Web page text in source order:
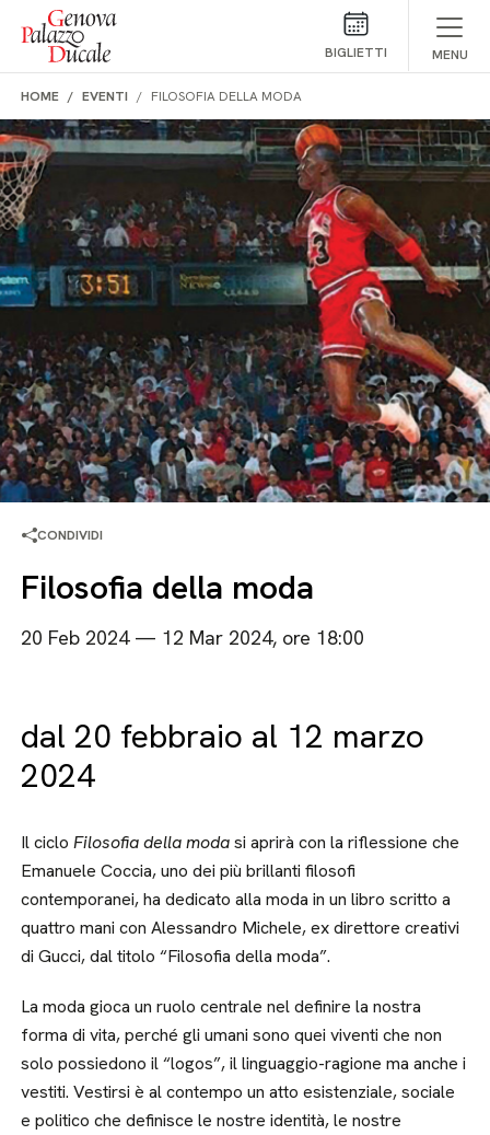
Salta al contenuto
BIGLIETTI MENU
HOME EVENTI FILOSOFIA DELLA MODA
CONDIVIDI
Filosofia della moda
20 Feb 2024 — 12 Mar 2024, ore 18:00
dal 20 febbraio al 12 marzo
2024
Il cicloFilosofia della modasi aprirà con la riflessione che
Emanuele Coccia, uno dei più brillanti filosofi
contemporanei, ha dedicato alla moda in un libro scritto a
quattro mani con Alessandro Michele, ex direttore creativi
di Gucci, dal titolo “Filosofia della moda”.
La moda gioca un ruolo centrale nel definire la nostra
forma di vita, perché gli umani sono quei viventi che non
solo possiedono il “logos”, il linguaggio-ragione ma anche i
vestiti. Vestirsi è al contempo un atto esistenziale, sociale
e politico che definisce le nostre identità, le nostre